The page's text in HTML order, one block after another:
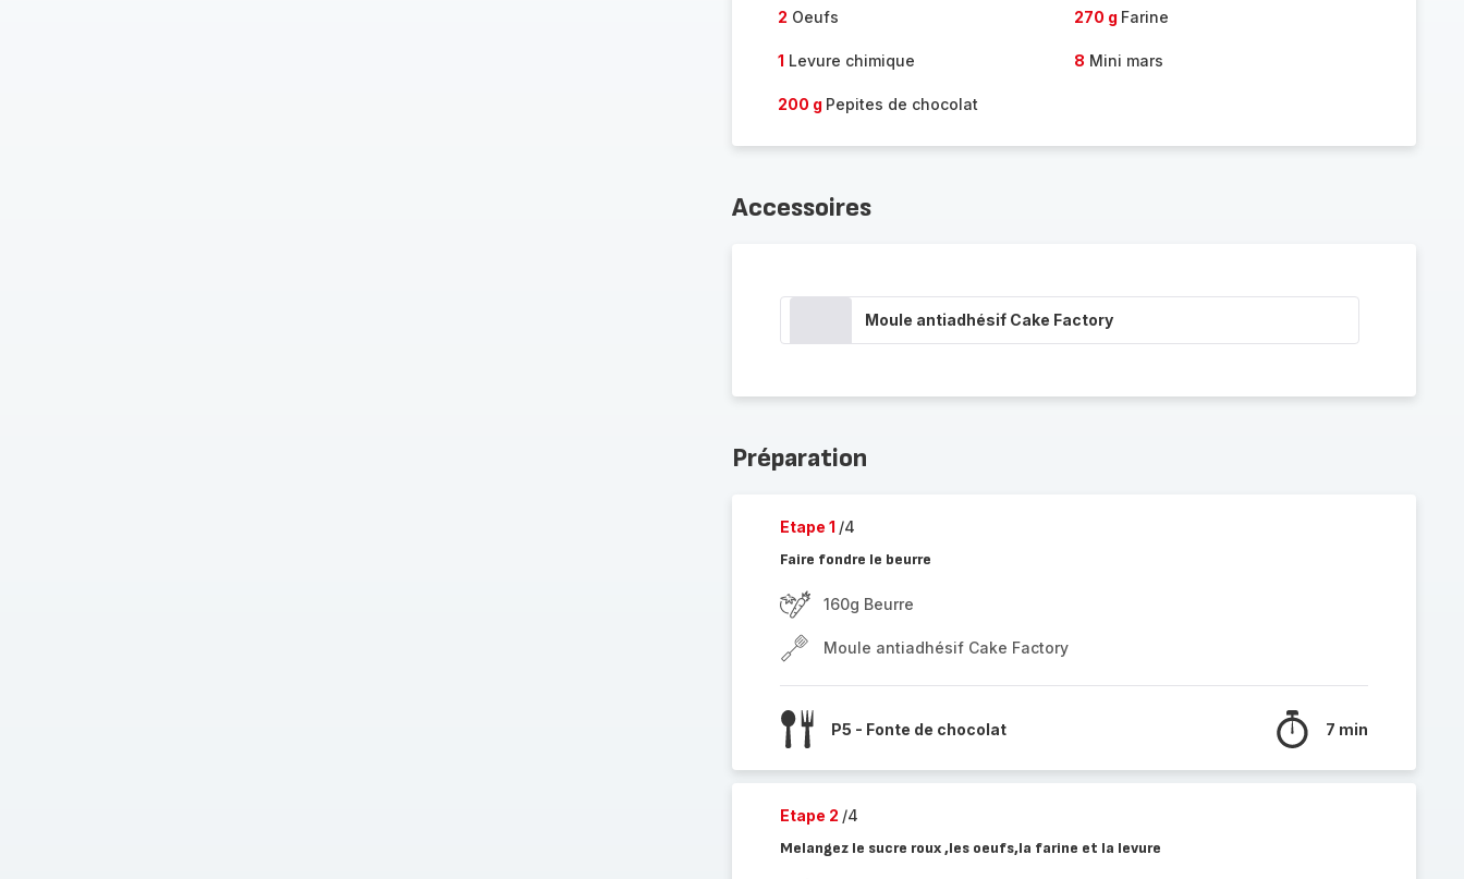
2 Oeufs 270 g Farine
1 Levure chimique 8 Mini mars
200 g Pepites de chocolat
Accessoires
Moule antiadhésif Cake Factory
Préparation
Etape 1 /4
Faire fondre le beurre
160g Beurre
Moule antiadhésif Cake Factory
P5 - Fonte de chocolat 7 min
Etape 2 /4
Melangez le sucre roux ,les oeufs,la farine et la levure